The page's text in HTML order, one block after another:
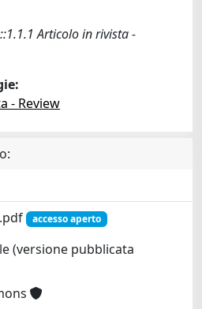
Articolo in rivista -
- Review
accesso aperto
(versione pubblicata